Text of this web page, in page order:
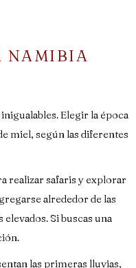
NAMIBIA
Elegir la época
miel, según las diferentes
realizar safaris y explorar
alrededor de las
Si buscas una
las primeras lluvias,